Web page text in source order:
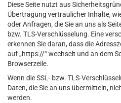
Diese Seite nutzt aus
Übertragung vertraulicher Inhalte,
oder Anfragen, die Sie an uns als
bzw. TLS-Verschlüsselung. Eine
erkennen Sie daran, dass die
auf „https://“ wechselt und an dem
Browserzeile.
Wenn die SSL- bzw. TLS-
Daten, die Sie an uns übermitteln,
werden.